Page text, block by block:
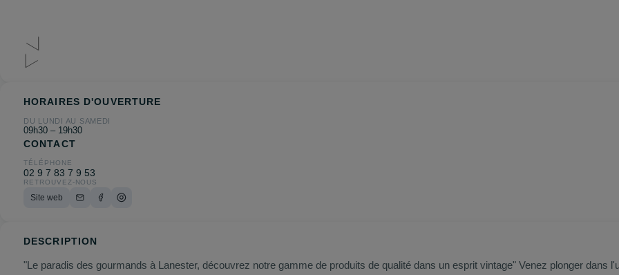
HORAIRES D'OUVERTURE
DU LUNDI AU SAMEDI
09h30 – 19h30
CONTACT
TÉLÉPHONE
02 9 7 83 7 9 53
RETROUVEZ-NOUS
Site web
DESCRIPTION
"Le paradis des gourmands à Lanester, découvrez notre gamme de produits de qualité dans un esprit vintage" Venez plonger dans